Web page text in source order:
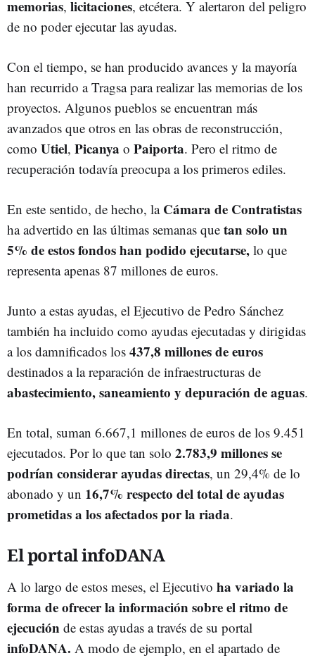
memorias, licitaciones, etcétera. Y alertaron del peligro
de no poder ejecutar las ayudas.
Con el tiempo, se han producido avances y la mayoría
han recurrido a Tragsa para realizar las memorias de los
proyectos. Algunos pueblos se encuentran más
avanzados que otros en las obras de reconstrucción,
como Utiel, Picanya o Paiporta. Pero el ritmo de
recuperación todavía preocupa a los primeros ediles.
En este sentido, de hecho, la Cámara de Contratistas
ha advertido en las últimas semanas que tan solo un
5% de estos fondos han podido ejecutarse, lo que
representa apenas 87 millones de euros.
Junto a estas ayudas, el Ejecutivo de Pedro Sánchez
también ha incluido como ayudas ejecutadas y dirigidas
a los damnificados los 437,8 millones de euros
destinados a la reparación de infraestructuras de
abastecimiento, saneamiento y depuración de aguas.
En total, suman 6.667,1 millones de euros de los 9.451
ejecutados. Por lo que tan solo 2.783,9 millones se
podrían considerar ayudas directas, un 29,4% de lo
abonado y un 16,7% respecto del total de ayudas
prometidas a los afectados por la riada.
El portal infoDANA
A lo largo de estos meses, el Ejecutivo ha variado la
forma de ofrecer la información sobre el ritmo de
ejecución de estas ayudas a través de su portal
infoDANA. A modo de ejemplo, en el apartado de